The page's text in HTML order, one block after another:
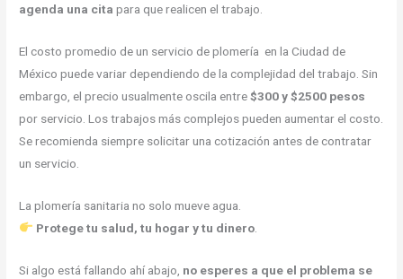
agenda una cita para que realicen el trabajo.
El costo promedio de un servicio de plomería en la Ciudad de
México puede variar dependiendo de la complejidad del trabajo. Sin
embargo, el precio usualmente oscila entre$300 y $2500 pesos
por servicio. Los trabajos más complejos pueden aumentar el costo.
Se recomienda siempre solicitar una cotización antes de contratar
un servicio.
La plomería sanitaria no solo mueve agua.
Protege tu salud, tu hogar y tu dinero.
Si algo está fallando ahí abajo, no esperes a que el problema se